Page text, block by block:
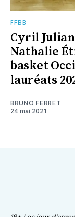
FFBB
Cyril
Nathalie
basket
lauréats
BRUNO FERRET
24 mai 2021